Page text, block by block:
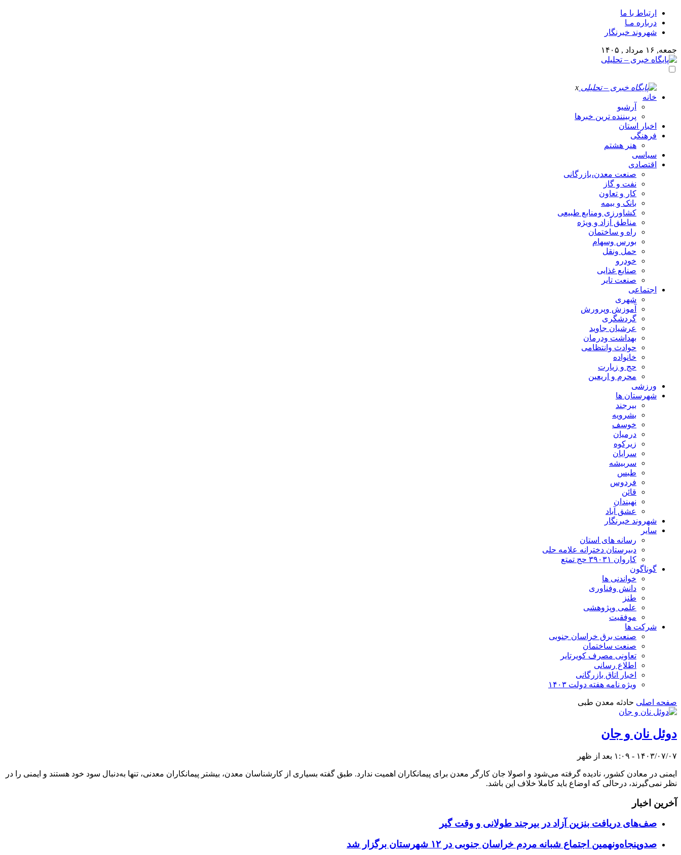
ارتباط با ما
درباره مـا
شهروند خبرنگار
جمعه, ۱۶ مرداد , ۱۴۰۵
x
خانه
آرشیو
پربیننده ترین خبرها
اخبار استان
فرهنگی
هنر هشتم
سیاسی
اقتصادی
صنعت معدن،بازرگانی
نفت و گاز
کار و تعاون
بانک و بیمه
کشاورزی ومنابع طبیعی
مناطق آزاد و ویژه
راه و ساختمان
بورس وسهام
حمل ونقل
خودرو
صنایع غذایی
صنعت تایر
اجتماعی
شهری
آموزش وپرورش
گردشگری
عرشیان جاوید
بهداشت ودرمان
حوادث وانتظامی
خانواده
حج و زیارت
محرم و اریعین
ورزشی
شهرستان ها
بیرجند
بشرویه
خوسف
درمیان
زیرکوه
سرایان
سربیشه
طبس
فردوس
قائن
نهبندان
عشق آباد
شهروند خبرنگار
سایر
رسانه های استان
دبیرستان دخترانه علامه حلی
کاروان ۳۹۰۳۱ حج تمتع
گوناگون
خواندنی ها
دانش وفناوری
طنز
علمی وپژوهشی
موفقیت
شرکت ها
صنعت برق خراسان جنوبی
صنعت ساختمان
تعاونی مصرف کویرتایر
اطلاع رسانی
اخبار اتاق بازرگانی
ویژه نامه هفته دولت ۱۴۰۳
صفحه اصلی حادثه معدن طبی
دوئل نان و جان
۱۴۰۳/۰۷/۰۷ - ۱:۰۹ بعد از ظهر
ایمنی در معادن کشور، نادیده گرفته می‌شود و اصولا جان کارگر معدن برای پیمانکاران اهمیت ندارد. طبق گفته بسیاری از کارشناسان معدن، بیشتر پیمانکاران معدنی، تنها به‌دنبال سود خود هستند و ایمنی را در
نظر نمی‌گیرند، درحالی که اوضاع باید کاملا خلاف این باشد.
آخرین اخبار
صف‌های دریافت بنزین آزاد در بیرجند طولانی و وقت گیر
صدوپنجاه‌ونهمین اجتماع شبانه مردم خراسان جنوبی در ۱۲ شهرستان برگزار شد